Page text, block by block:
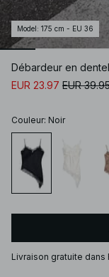
Model : 175 cm - EU 36
Débardeur en
EUR 23.97 EUR
Couleur: Noir
Livraison gratuite